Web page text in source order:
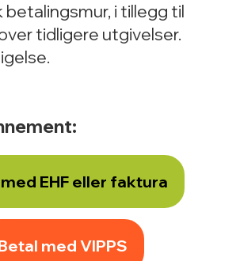
i tillegg til
tidligere utgivelser.
EHF eller faktura
med VIPPS